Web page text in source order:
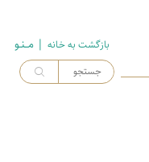
بازگشت به خـانه | مــنـو